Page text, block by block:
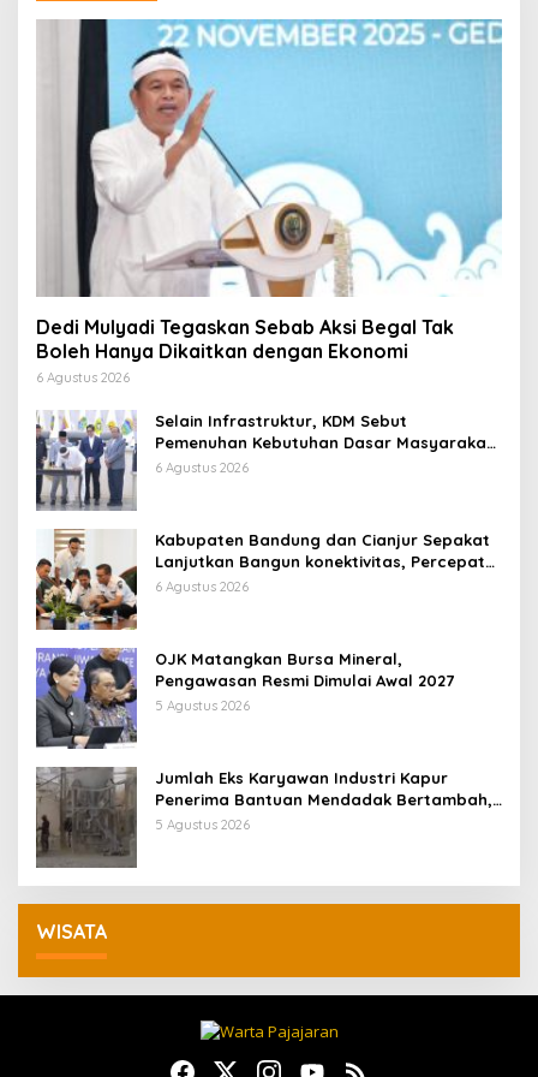
Dedi Mulyadi Tegaskan Sebab Aksi Begal Tak
Boleh Hanya Dikaitkan dengan Ekonomi
6 Agustus 2026
Selain Infrastruktur, KDM Sebut
Pemenuhan Kebutuhan Dasar Masyarakat
Jadi Fokus APBD Jabar 2027
6 Agustus 2026
Kabupaten Bandung dan Cianjur Sepakat
Lanjutkan Bangun konektivitas, Percepat
Pertumbuhan Ekonomi Daerah
6 Agustus 2026
OJK Matangkan Bursa Mineral,
Pengawasan Resmi Dimulai Awal 2027
5 Agustus 2026
Jumlah Eks Karyawan Industri Kapur
Penerima Bantuan Mendadak Bertambah,
KDM: Kita Identifikasi
5 Agustus 2026
WISATA